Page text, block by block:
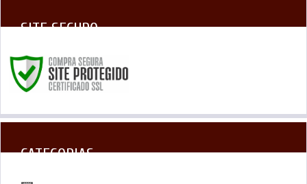
SITE SEGURO
CATEGORIAS